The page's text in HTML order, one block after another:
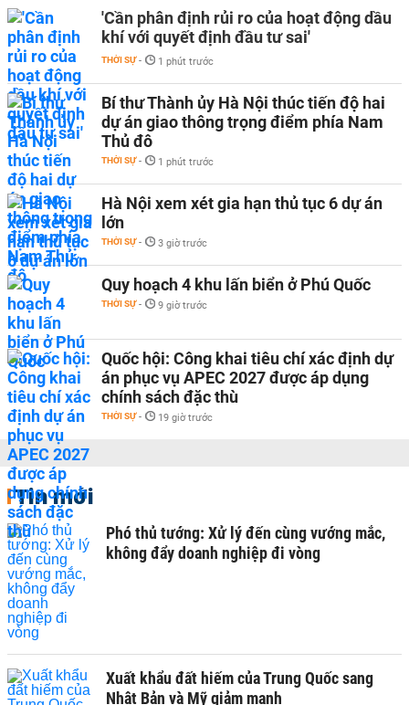
'Cần phân định rủi ro của hoạt động dầu
khí với quyết định đầu tư sai'
THỜI SỰ - 1 phút trước
Bí thư Thành ủy Hà Nội thúc tiến độ hai
dự án giao thông trọng điểm phía Nam
Thủ đô
THỜI SỰ - 1 phút trước
Hà Nội xem xét gia hạn thủ tục 6 dự án
lớn
THỜI SỰ - 3 giờ trước
Quy hoạch 4 khu lấn biển ở Phú Quốc
THỜI SỰ - 9 giờ trước
Quốc hội: Công khai tiêu chí xác định dự
án phục vụ APEC 2027 được áp dụng
chính sách đặc thù
THỜI SỰ - 19 giờ trước
Tin mới
Phó thủ tướng: Xử lý đến cùng vướng mắc,
không đẩy doanh nghiệp đi vòng
Xuất khẩu đất hiếm của Trung Quốc sang
Nhật Bản và Mỹ giảm mạnh